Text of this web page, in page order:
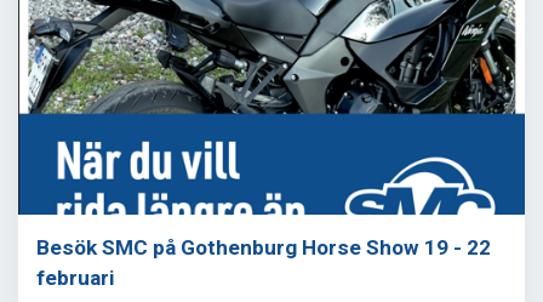
Besök SMC på Gothenburg Horse Show 19 - 22
februari